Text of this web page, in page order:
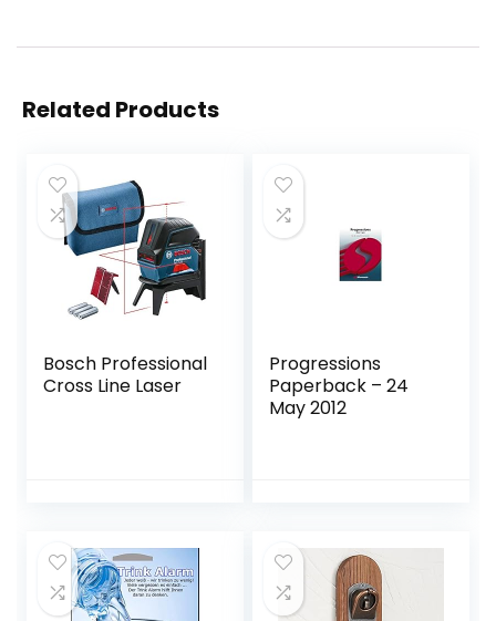
Related Products
Bosch Professional
Cross Line Laser
Progressions
Paperback – 24
May 2012